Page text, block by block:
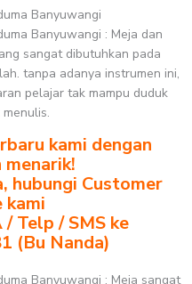
Banyuwangi
Banyuwangi : Meja dan
sangat dibutuhkan pada
tanpa adanya instrumen ini,
pelajar tak mampu duduk
kami dengan
hubungi Customer
kami
Telp / SMS ke
(Bu Nanda)
Banyuwangi : Meja sangat